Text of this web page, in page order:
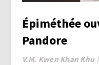
Épiméthée
Pandore
V.M. Kwen Khan Khu